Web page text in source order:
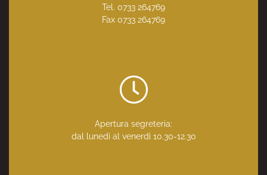
Tel. 0733 264769
Fax 0733 264769
Apertura segreteria:
dal lunedì al venerdì 10.30-12.30